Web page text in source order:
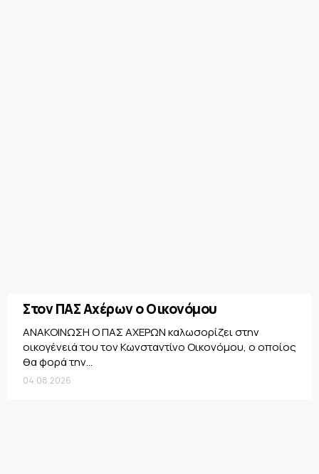
Στον ΠΑΣ Αχέρων ο Οικονόμου
ΑΝΑΚΟΙΝΩΣΗ Ο ΠΑΣ ΑΧΕΡΩΝ καλωσορίζει στην
οικογένειά του τον Κωνσταντίνο Οικονόμου, ο οποίος
θα φορά την...
04.08.2026